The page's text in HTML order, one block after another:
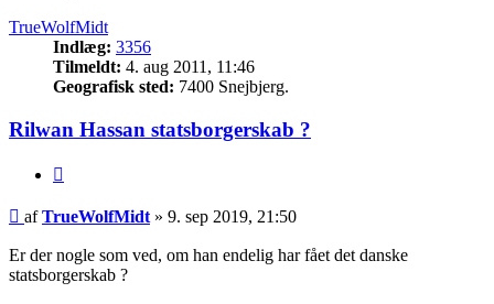
TrueWolfMidt
Indlæg: 3356
Tilmeldt: 4. aug 2011, 11:46
Geografisk sted: 7400 Snejbjerg.
Rilwan Hassan statsborgerskab ?
Indlæg
afTrueWolfMidt » 9. sep 2019, 21:50
Er der nogle som ved, om han endelig har fået det danske
statsborgerskab ?